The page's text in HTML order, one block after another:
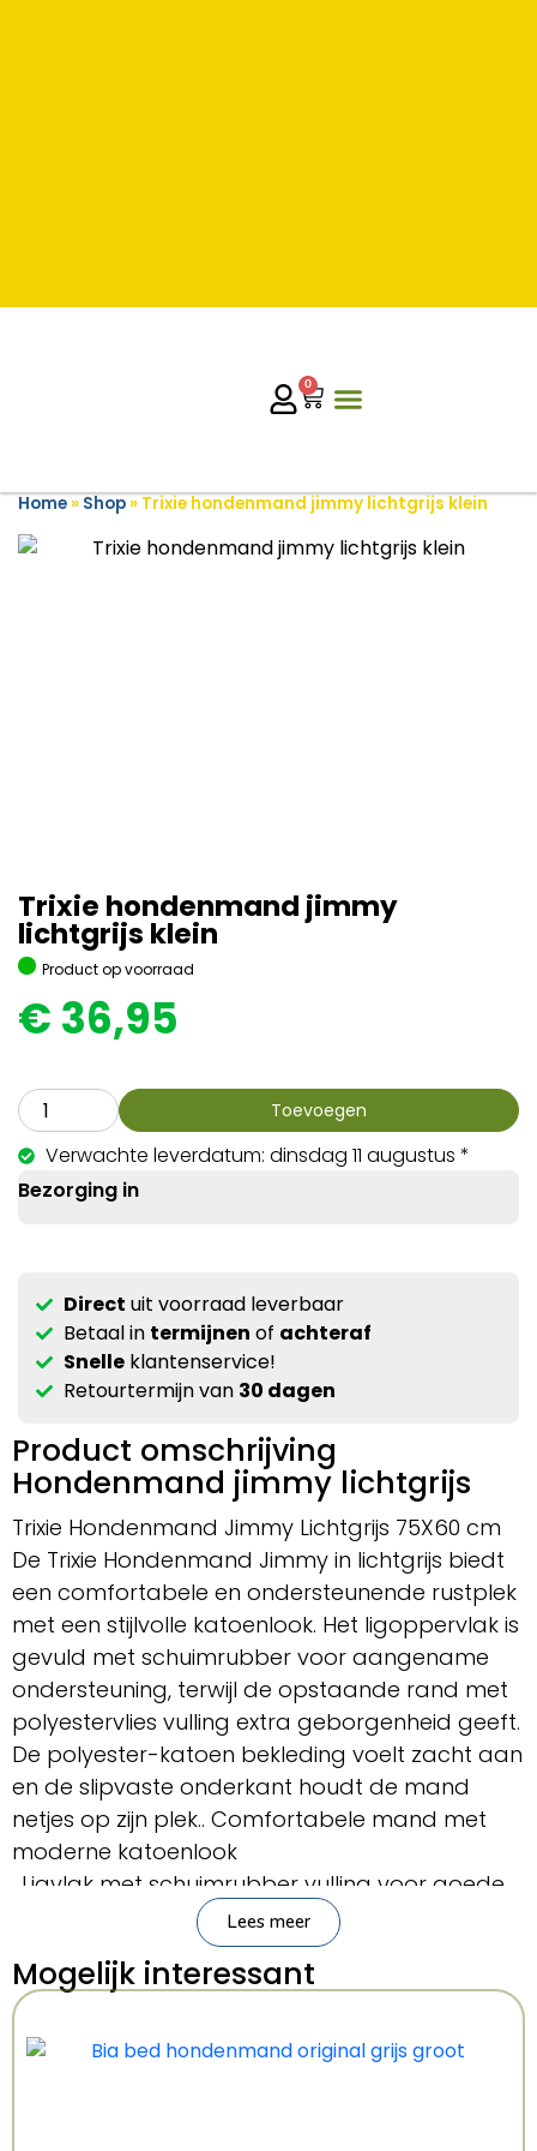
0
Home» Shop» Trixie hondenmand jimmy lichtgrijs klein
Trixie hondenmand jimmy
lichtgrijs klein
Product op voorraad
€ 36,95
Toevoegen
Verwachte leverdatum: dinsdag 11 augustus *
Bezorging in
Direct uit voorraad leverbaar
Betaal in termijnen of achteraf
Snelleklantenservice!
Retourtermijn van 30 dagen
Product omschrijving
Hondenmand jimmy lichtgrijs
Trixie Hondenmand Jimmy Lichtgrijs 75X60 cm
De Trixie Hondenmand Jimmy in lichtgrijs biedt
een comfortabele en ondersteunende rustplek
met een stijlvolle katoenlook. Het ligoppervlak is
gevuld met schuimrubber voor aangename
ondersteuning, terwijl de opstaande rand met
polyestervlies vulling extra geborgenheid geeft.
De polyester-katoen bekleding voelt zacht aan
en de slipvaste onderkant houdt de mand
netjes op zijn plek.. Comfortabele mand met
moderne katoenlook
. Ligvlak met schuimrubber vulling voor goede
. Opstaande rand gevuld met polyestervlies
. Slipvaste onderkant voorkomt verschuiven
. Geschikt voor middelgrote tot grote
hondenAfmetingen: 75X60 cmTrixie
Lees meer
Mogelijk interessant